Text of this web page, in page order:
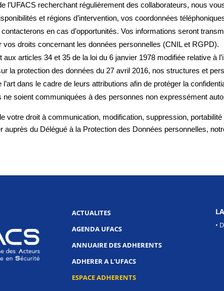
l’UFACS recherchant régulièrement des collaborateurs, nous
et régions d’intervention, vos coordonnées
en cas d’opportunités. Vos informations seront
vos droits concernant les données personnelles (CNIL et RGPD).
articles 34 et 35 de la loi du 6 janvier 1978 modifiée relative à
la protection des données du 27 avril 2016, nos structures et
l’art dans le cadre de leurs attributions afin de protéger la
ne soient communiquées à des personnes non expressément
votre droit à communication, modification, suppression,
auprès du Délégué à la Protection des Données personnelles,
ACTUALITES
AGENDA UFACS
ANNUAIRE DES ADHERENTS
ADHERER A L'UFACS
ESPACE ADHERENTS
•